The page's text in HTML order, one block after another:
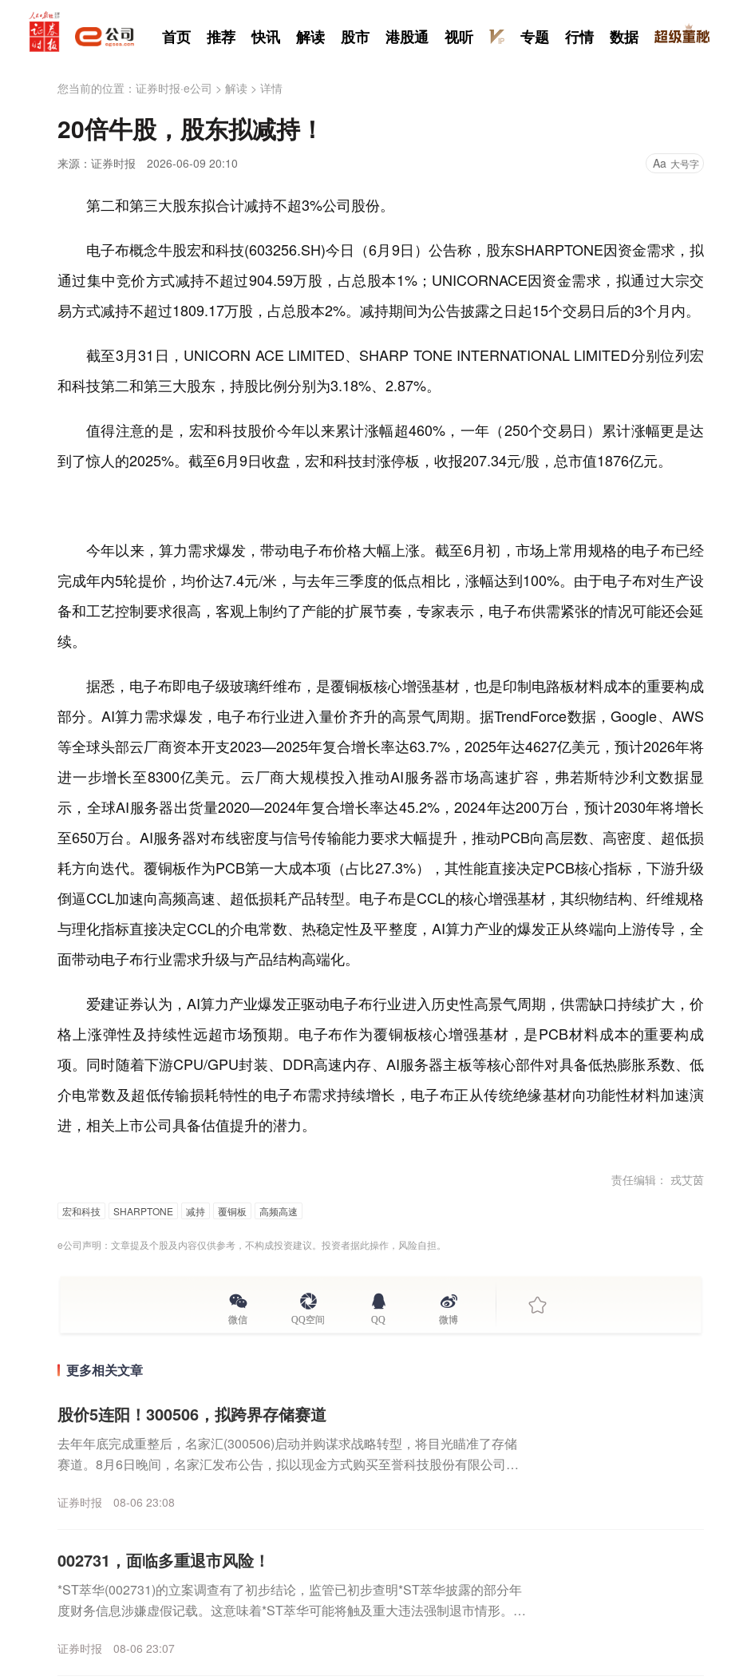
首页 推荐 快讯 解读 股市 港股通 视听 专题 行情 数据
您当前的位置： 证券时报·e公司 > 解读 > 详情
20倍牛股，股东拟减持！
来源：证券时报 2026-06-09 20:10 Aa 大号字
第二和第三大股东拟合计减持不超3%公司股份。
电子布概念牛股宏和科技(603256.SH)今日（6月9日）公告称，股东SHARPTONE因资金需求，拟
通过集中竞价方式减持不超过904.59万股，占总股本1%；UNICORNACE因资金需求，拟通过大宗交
易方式减持不超过1809.17万股，占总股本2%。减持期间为公告披露之日起15个交易日后的3个月内。
截至3月31日，UNICORN ACE LIMITED、SHARP TONE INTERNATIONAL LIMITED分别位列宏
和科技第二和第三大股东，持股比例分别为3.18%、2.87%。
值得注意的是，宏和科技股价今年以来累计涨幅超460%，一年（250个交易日）累计涨幅更是达
到了惊人的2025%。截至6月9日收盘，宏和科技封涨停板，收报207.34元/股，总市值1876亿元。
今年以来，算力需求爆发，带动电子布价格大幅上涨。截至6月初，市场上常用规格的电子布已经
完成年内5轮提价，均价达7.4元/米，与去年三季度的低点相比，涨幅达到100%。由于电子布对生产设
备和工艺控制要求很高，客观上制约了产能的扩展节奏，专家表示，电子布供需紧张的情况可能还会延
续。
据悉，电子布即电子级玻璃纤维布，是覆铜板核心增强基材，也是印制电路板材料成本的重要构成
部分。AI算力需求爆发，电子布行业进入量价齐升的高景气周期。据TrendForce数据，Google、AWS
等全球头部云厂商资本开支2023—2025年复合增长率达63.7%，2025年达4627亿美元，预计2026年将
进一步增长至8300亿美元。云厂商大规模投入推动AI服务器市场高速扩容，弗若斯特沙利文数据显
示，全球AI服务器出货量2020—2024年复合增长率达45.2%，2024年达200万台，预计2030年将增长
至650万台。AI服务器对布线密度与信号传输能力要求大幅提升，推动PCB向高层数、高密度、超低损
耗方向迭代。覆铜板作为PCB第一大成本项（占比27.3%），其性能直接决定PCB核心指标，下游升级
倒逼CCL加速向高频高速、超低损耗产品转型。电子布是CCL的核心增强基材，其织物结构、纤维规格
与理化指标直接决定CCL的介电常数、热稳定性及平整度，AI算力产业的爆发正从终端向上游传导，全
面带动电子布行业需求升级与产品结构高端化。
爱建证券认为，AI算力产业爆发正驱动电子布行业进入历史性高景气周期，供需缺口持续扩大，价
格上涨弹性及持续性远超市场预期。电子布作为覆铜板核心增强基材，是PCB材料成本的重要构成
项。同时随着下游CPU/GPU封装、DDR高速内存、AI服务器主板等核心部件对具备低热膨胀系数、低
介电常数及超低传输损耗特性的电子布需求持续增长，电子布正从传统绝缘基材向功能性材料加速演
进，相关上市公司具备估值提升的潜力。
责任编辑： 戎艾茵
宏和科技 SHARPTONE 减持 覆铜板 高频高速
e公司声明：文章提及个股及内容仅供参考，不构成投资建议。投资者据此操作，风险自担。
微信 QQ空间 QQ 微博
更多相关文章
股价5连阳！300506，拟跨界存储赛道
去年年底完成重整后，名家汇(300506)启动并购谋求战略转型，将目光瞄准了存储
赛道。8月6日晚间，名家汇发布公告，拟以现金方式购买至誉科技股份有限公司
证券时报 08-06 23:08
002731，面临多重退市风险！
*ST萃华(002731)的立案调查有了初步结论，监管已初步查明*ST萃华披露的部分年
度财务信息涉嫌虚假记载。这意味着*ST萃华可能将触及重大违法强制退市情形。此
证券时报 08-06 23:07